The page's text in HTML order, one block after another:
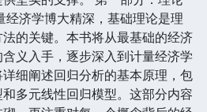
经济学博大精深，基础理论是理
的关键。本书将从最基础的经济
义入手，逐步深入到计量经济学
细阐述回归分析的基本原理，包
多元线性回归模型。这部分内容